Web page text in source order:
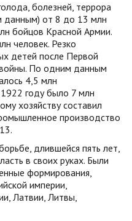
болезней, террора
данным) от 8 до 13 млн
бойцов Красной Армии.
человек. Резко
детей после Первой
По одним данным
4,5 млн
году было 7 млн
хозяйству составил
производство
длившейся пять лет,
в своих руках. Были
формирования,
империи,
Латвии, Литвы,